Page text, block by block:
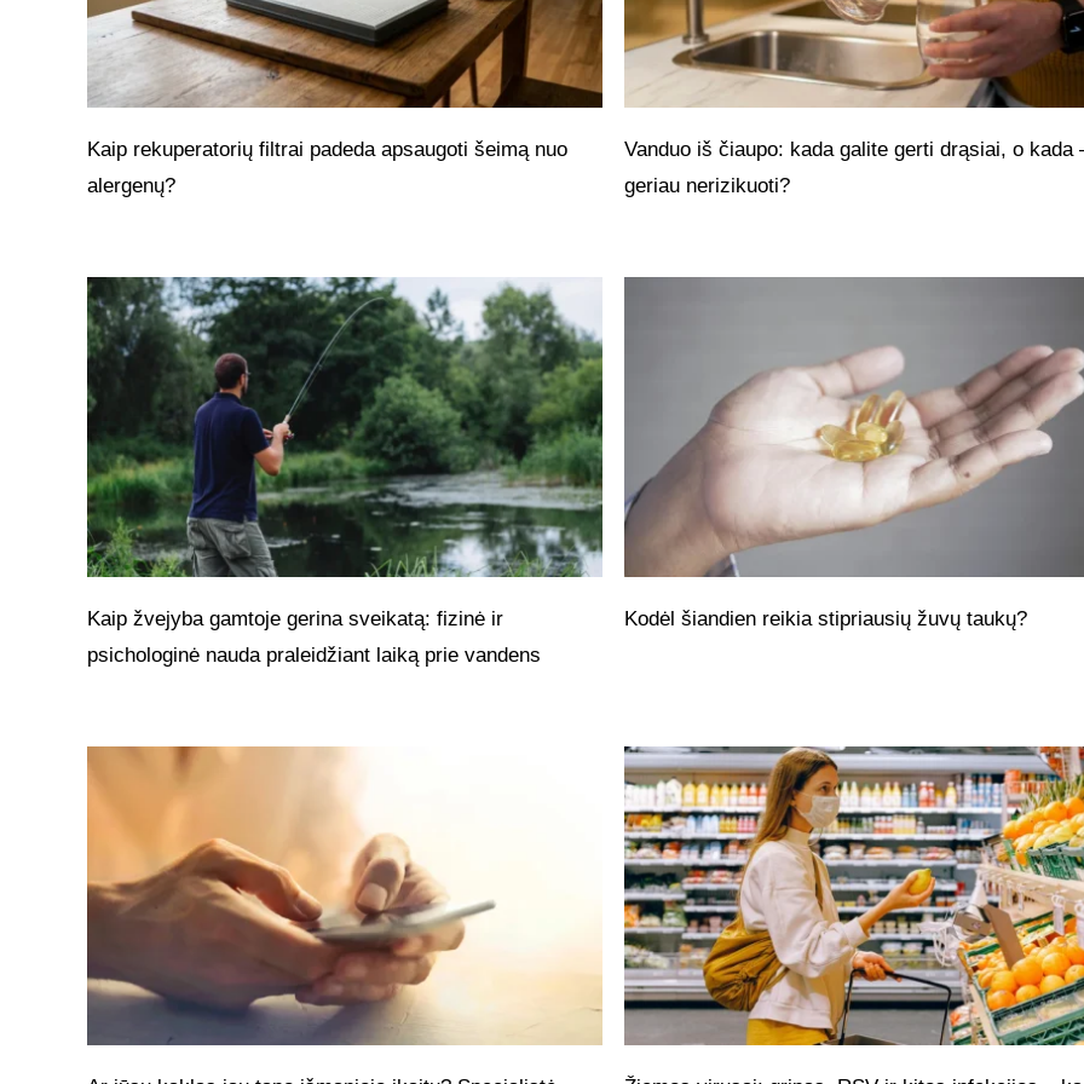
Kaip rekuperatorių filtrai padeda apsaugoti šeimą nuo
alergenų?
Vanduo iš čiaupo: kada galite gerti drąsiai, o kada
geriau nerizikuoti?
Kaip žvejyba gamtoje gerina sveikatą: fizinė ir
psichologinė nauda praleidžiant laiką prie vandens
Kodėl šiandien reikia stipriausių žuvų taukų?